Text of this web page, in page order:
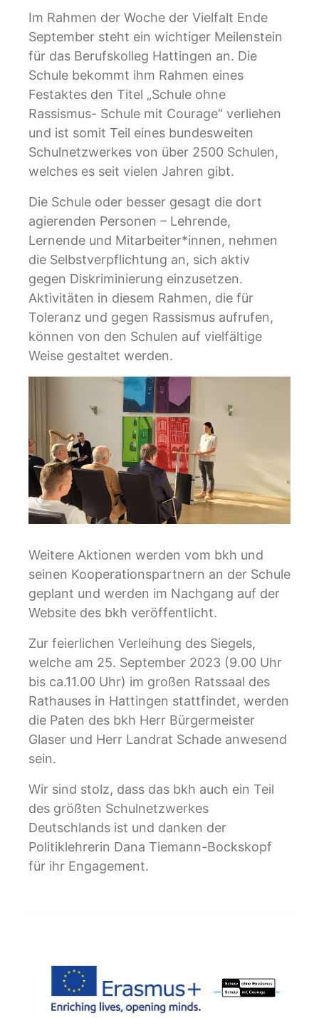
Im Rahmen der Woche der Vielfalt Ende
September steht ein wichtiger Meilenstein
für das Berufskolleg Hattingen an. Die
Schule bekommt ihm Rahmen eines
Festaktes den Titel „Schule ohne
Rassismus- Schule mit Courage“ verliehen
und ist somit Teil eines bundesweiten
Schulnetzwerkes von über 2500 Schulen,
welches es seit vielen Jahren gibt.
Die Schule oder besser gesagt die dort
agierenden Personen – Lehrende,
Lernende und Mitarbeiter*innen, nehmen
die Selbstverpflichtung an, sich aktiv
gegen Diskriminierung einzusetzen.
Aktivitäten in diesem Rahmen, die für
Toleranz und gegen Rassismus aufrufen,
können von den Schulen auf vielfältige
Weise gestaltet werden.
Weitere Aktionen werden vom bkh und
seinen Kooperationspartnern an der Schule
geplant und werden im Nachgang auf der
Website des bkh veröffentlicht.
Zur feierlichen Verleihung des Siegels,
welche am 25. September 2023 (9.00 Uhr
bis ca.11.00 Uhr) im großen Ratssaal des
Rathauses in Hattingen stattfindet, werden
die Paten des bkh Herr Bürgermeister
Glaser und Herr Landrat Schade anwesend
sein.
Wir sind stolz, dass das bkh auch ein Teil
des größten Schulnetzwerkes
Deutschlands ist und danken der
Politiklehrerin Dana Tiemann-Bockskopf
für ihr Engagement.